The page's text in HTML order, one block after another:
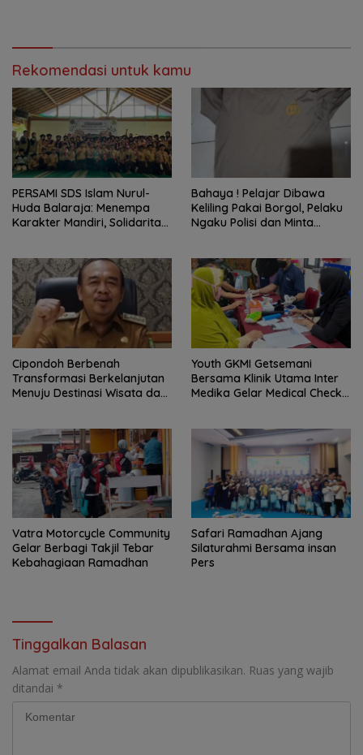
Rekomendasi untuk kamu
PERSAMI SDS Islam Nurul-
Huda Balaraja: Menempa
Karakter Mandiri, Solidaritas,
Bahaya ! Pelajar Dibawa
Keliling Pakai Borgol, Pelaku
Ngaku Polisi dan Minta
Cipondoh Berbenah
Transformasi Berkelanjutan
Menuju Destinasi Wisata dan
Youth GKMI Getsemani
Bersama Klinik Utama Inter
Medika Gelar Medical Check
Vatra Motorcycle Community
Gelar Berbagi Takjil Tebar
Kebahagiaan Ramadhan
Safari Ramadhan Ajang
Silaturahmi Bersama insan
Pers
Tinggalkan Balasan
Alamat email Anda tidak akan dipublikasikan. Ruas yang wajib
ditandai *